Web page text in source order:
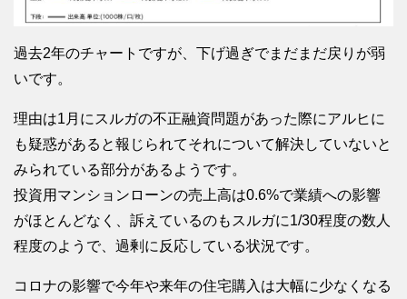
過去2年のチャートですが、下げ過ぎでまだまだ戻りが弱
いです。
理由は1月にスルガの不正融資問題があった際にアルヒに
も疑惑があると報じられてそれについて解決していないと
みられている部分があるようです。
投資用マンションローンの売上高は0.6%で業績への影響
がほとんどなく、訴えているのもスルガに1/30程度の数人
程度のようで、過剰に反応している状況です。
コロナの影響で今年や来年の住宅購入は大幅に少なくなる